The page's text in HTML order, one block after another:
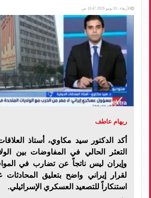
الأربعاء، 03 يونيو 2026 10:47 ص
ريهام عاطف
أكد الدكتور سيد مكاوي، أستاذ
التعثر الحالي في المفاوضات بين
وإيران ليس ناتجاً عن تضارب في
لقرار إيراني واضح بتعليق المحادثات
استنكاراً للتصعيد العسكري الإسرائيلي.